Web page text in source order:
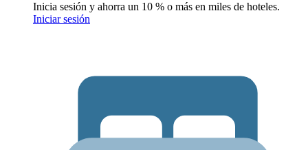
Inicia sesión y ahorra un 10 % o más en miles de hoteles.
Iniciar sesión